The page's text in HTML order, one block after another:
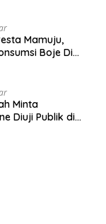
Mamuju,
Boje Di
Minta
Diuji Publik di